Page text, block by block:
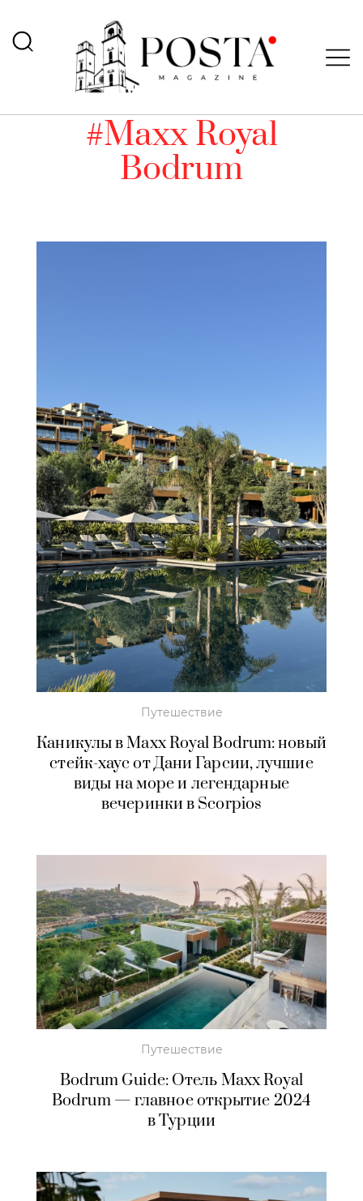
#Maxx Royal
Bodrum
Путешествие
Каникулы в Maxx Royal Bodrum: новый
стейк-хаус от Дани Гарсии, лучшие
виды на море и легендарные
вечеринки в Scorpios
Путешествие
Bodrum Guide: Отель Maxx Royal
Bodrum — главное открытие 2024
в Турции